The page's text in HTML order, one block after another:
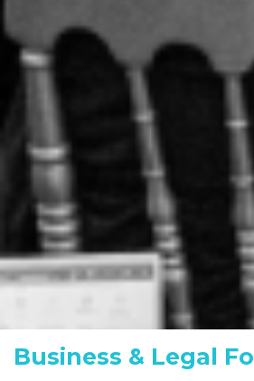
Business & Legal